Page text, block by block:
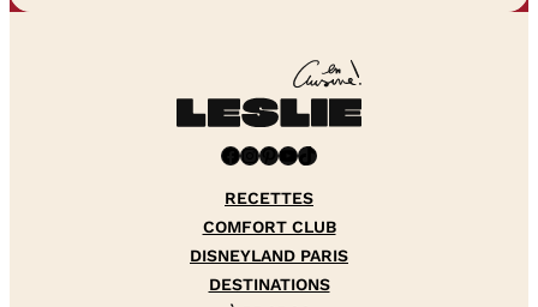
Facebook InstagramPinterest YouTube TikTok
RECETTES
COMFORT CLUB
DISNEYLAND PARIS
DESTINATIONS